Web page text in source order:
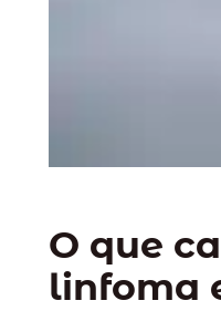
O que
linfoma